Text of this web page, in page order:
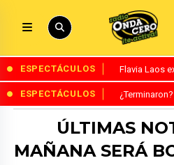
ESPECTÁCULOS Flavia Laos
ESPECTÁCULOS
ÚLTIMAS
MAÑANA SERÁ